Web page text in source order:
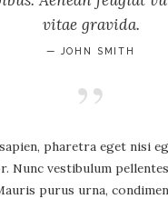
vitae gravida.
— JOHN SMITH
pharetra eget nisi
Nunc vestibulum
purus urna,